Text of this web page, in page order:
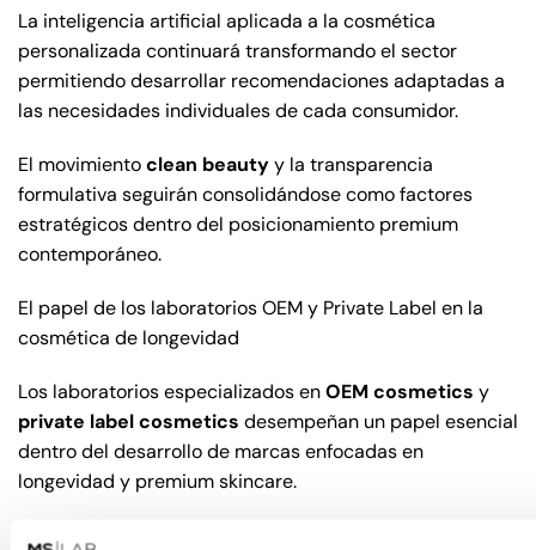
La inteligencia artificial aplicada a la cosmética
personalizada continuará transformando el sector
permitiendo desarrollar recomendaciones adaptadas a
las necesidades individuales de cada consumidor.
El movimientoclean beautyy la transparencia
formulativa seguirán consolidándose como factores
estratégicos dentro del posicionamiento premium
contemporáneo.
El papel de los laboratorios OEM y Private Label en la
cosmética de longevidad
Los laboratorios especializados enOEM cosmetics y
private label cosmetics desempeñan un papel esencial
dentro del desarrollo de marcas enfocadas en
longevidad y premium skincare.
El desarrollo de fórmulas avanzadas requiere